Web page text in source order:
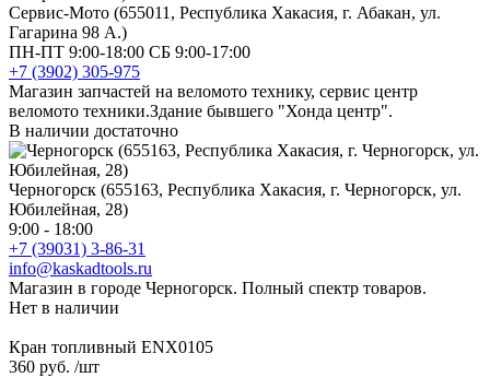
Сервис-Мото (655011, Республика Хакасия, г. Абакан, ул.
Гагарина 98 А.)
ПН-ПТ 9:00-18:00 СБ 9:00-17:00
+7 (3902) 305-975
Магазин запчастей на веломото технику, сервис центр
веломото техники.Здание бывшего "Хонда центр".
В наличии достаточно
Черногорск (655163, Республика Хакасия, г. Черногорск, ул.
Юбилейная, 28)
9:00 - 18:00
+7 (39031) 3-86-31
info@kaskadtools.ru
Магазин в городе Черногорск. Полный спектр товаров.
Нет в наличии
Кран топливный ENX0105
360 руб. /шт